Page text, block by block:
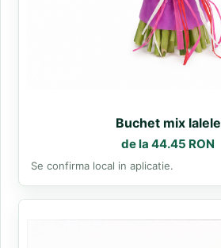
Buchet mix lalele
de la 44.45 RON
Se confirma local in aplicatie.